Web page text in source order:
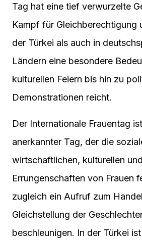
Tag hat eine tief verwurzelte
Kampf für Gleichberechtigung
der Türkei als auch in
Ländern eine besondere
kulturellen Feiern bis hin zu
Demonstrationen reicht.
Der Internationale Frauentag
anerkannter Tag, der die
wirtschaftlichen, kulturellen
Errungenschaften von Frauen
zugleich ein Aufruf zum
Gleichstellung der
beschleunigen. In der Türkei